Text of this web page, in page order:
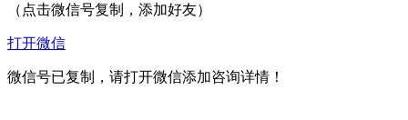
（点击微信号复制，添加好友）
打开微信
微信号已复制，请打开微信添加咨询详情！